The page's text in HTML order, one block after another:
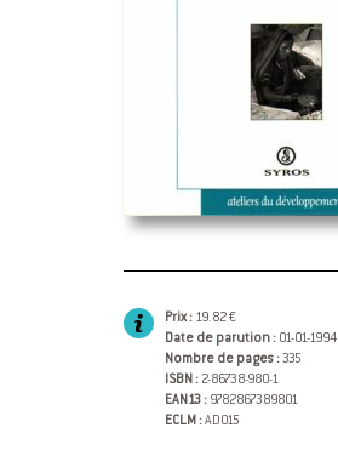
Prix : 19.82 €
Date de parution : 01-01-1994
Nombre de pages :335
ISBN : 2-86738-980-1
EAN13 : 9782867389801
ECLM :AD015